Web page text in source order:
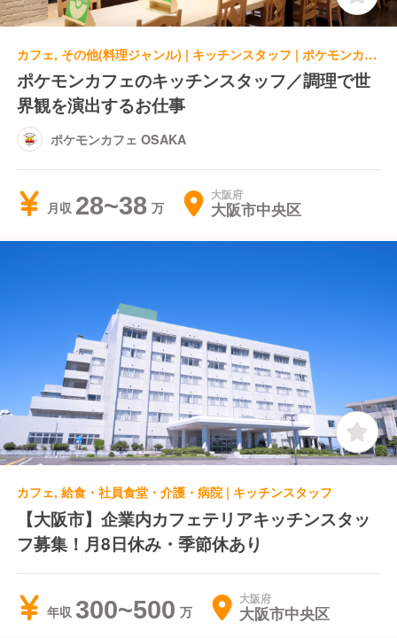
カフェ, その他(料理ジャンル) | キッチンスタッフ | ポケモンカフェ OSAKA
ポケモンカフェのキッチンスタッフ／調理で世
界観を演出するお仕事
ポケモンカフェ OSAKA
月収 28~38 大阪府
大阪市中央区
カフェ, 給食・社員食堂・介護・病院 | キッチンスタッフ
【大阪市】企業内カフェテリアキッチンスタッ
フ募集！月8日休み・季節休あり
年収 300~500 大阪府
大阪市中央区